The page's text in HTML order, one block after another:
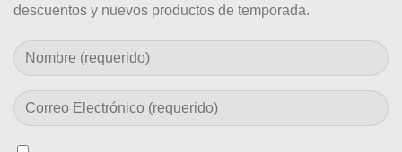
descuentos y nuevos productos de temporada.